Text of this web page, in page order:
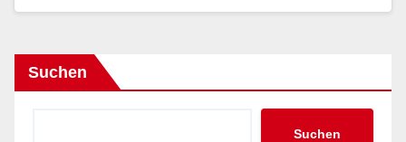
Suchen
Suchen